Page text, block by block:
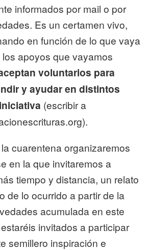
informados por mail o por
Es un certamen vivo,
en función de lo que vaya
apoyos que vayamos
voluntarios para
y ayudar en distintos
(escribir a
cuarentena organizaremos
en la que invitaremos a
tiempo y distancia, un relato
de lo ocurrido a partir de la
acumulada en este
invitados a participar
semillero inspiración e